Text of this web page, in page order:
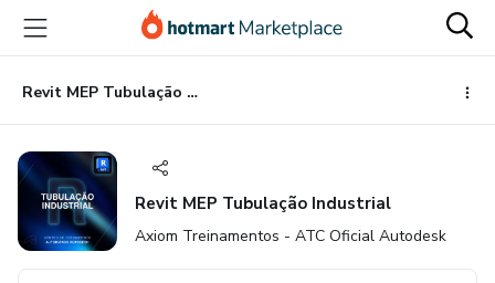
para
conteúdo
principal
para
pagamento
para
rodapé
Revit MEP Tubulação Industrial
Revit MEP Tubulação Industrial
Axiom Treinamentos - ATC Oficial Autodesk